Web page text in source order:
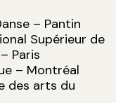
– Pantin
Supérieur de
Paris
– Montréal
des arts du